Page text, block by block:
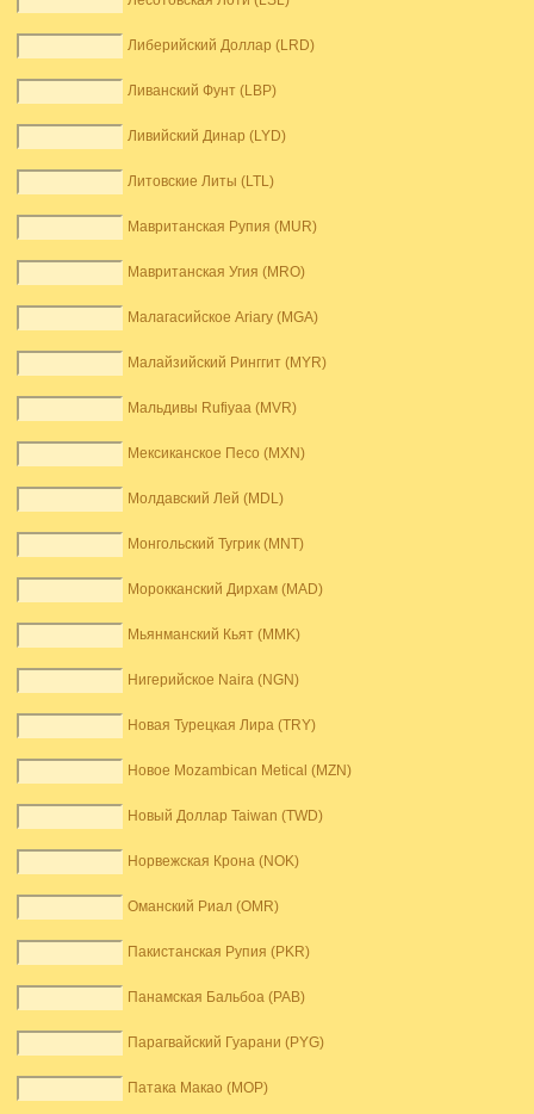
Либерийский Доллар (LRD)
Ливанский Фунт (LBP)
Ливийский Динар (LYD)
Литовские Литы (LTL)
Мавританская Рупия (MUR)
Мавританская Угия (MRO)
Малагасийское Ariary (MGA)
Малайзийский Ринггит (MYR)
Мальдивы Rufiyaa (MVR)
Мексиканское Песо (MXN)
Молдавский Лей (MDL)
Монгольский Тугрик (MNT)
Морокканский Дирхам (MAD)
Мьянманский Кьят (MMK)
Нигерийское Naira (NGN)
Новая Турецкая Лира (TRY)
Новое Mozambican Metical (MZN)
Новый Доллар Taiwan (TWD)
Норвежская Крона (NOK)
Оманский Риал (OMR)
Пакистанская Рупия (PKR)
Панамская Бальбоа (PAB)
Парагвайский Гуарани (PYG)
Патака Макао (MOP)